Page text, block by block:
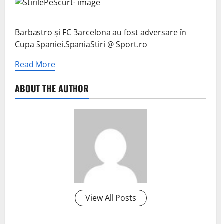
Barbastro și FC Barcelona au fost adversare în
Cupa Spaniei.SpaniaStiri @ Sport.ro
Read More
ABOUT THE AUTHOR
View All Posts